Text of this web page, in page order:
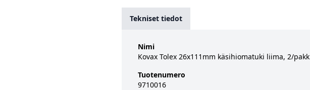
Tekniset tiedot
Nimi
Kovax Tolex 26x111mm käsihiomatuki liima, 2/pakk
Tuotenumero
9710016